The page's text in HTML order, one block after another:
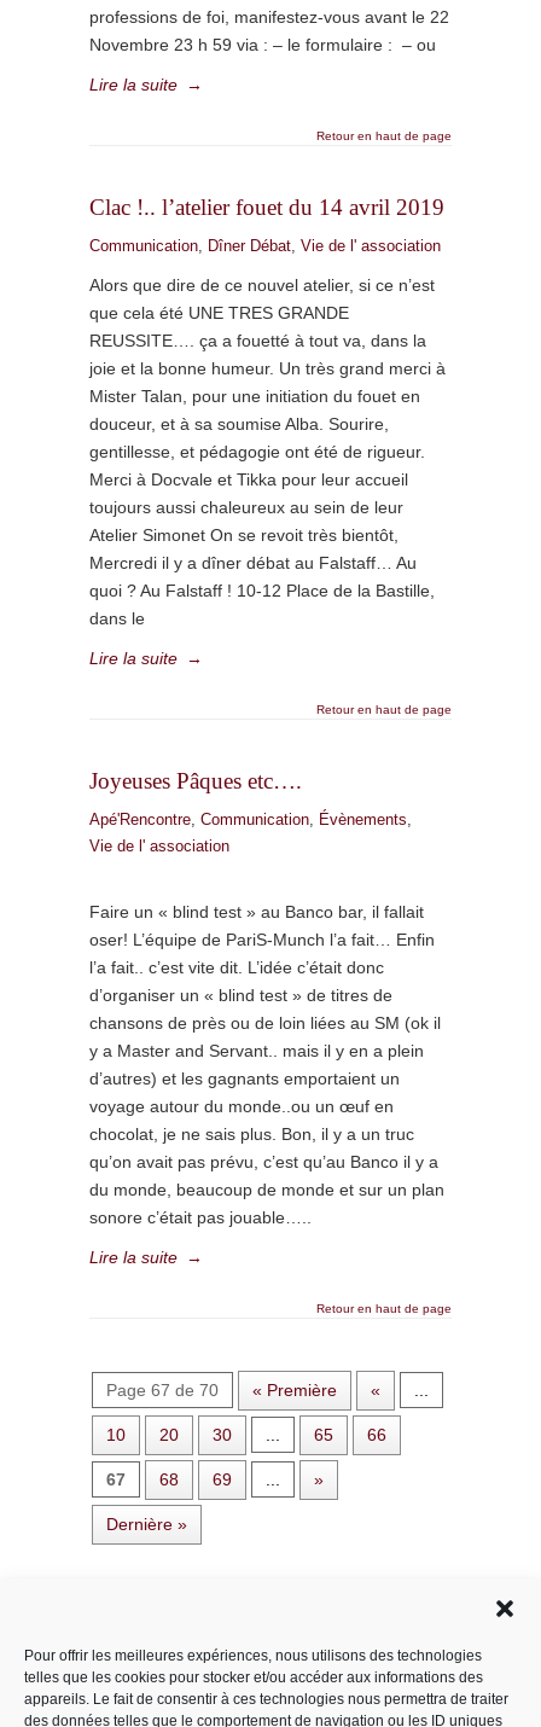
Pour offrir les meilleures expériences, nous utilisons des technologies
telles que les cookies pour stocker et/ou accéder aux informations des
appareils. Le fait de consentir à ces technologies nous permettra de traiter
des données telles que le comportement de navigation ou les ID uniques
professions de foi, manifestez-vous avant le 22
Novembre 23 h 59 via : – le formulaire : – ou
Lire la suite →
Retour en haut de page
Clac !.. l’atelier fouet du 14 avril 2019
Communication, Dîner Débat, Vie de l' association
Alors que dire de ce nouvel atelier, si ce n’est
que cela été UNE TRES GRANDE
REUSSITE…. ça a fouetté à tout va, dans la
joie et la bonne humeur. Un très grand merci à
Mister Talan, pour une initiation du fouet en
douceur, et à sa soumise Alba. Sourire,
gentillesse, et pédagogie ont été de rigueur.
Merci à Docvale et Tikka pour leur accueil
toujours aussi chaleureux au sein de leur
Atelier Simonet On se revoit très bientôt,
Mercredi il y a dîner débat au Falstaff… Au
quoi ? Au Falstaff ! 10-12 Place de la Bastille,
dans le
Lire la suite →
Retour en haut de page
Joyeuses Pâques etc….
Apé'Rencontre, Communication, Évènements,
Vie de l' association
Faire un « blind test » au Banco bar, il fallait
oser! L’équipe de PariS-Munch l’a fait… Enfin
l’a fait.. c’est vite dit. L’idée c’était donc
d’organiser un « blind test » de titres de
chansons de près ou de loin liées au SM (ok il
y a Master and Servant.. mais il y en a plein
d’autres) et les gagnants emportaient un
voyage autour du monde..ou un œuf en
chocolat, je ne sais plus. Bon, il y a un truc
qu’on avait pas prévu, c’est qu’au Banco il y a
du monde, beaucoup de monde et sur un plan
sonore c’était pas jouable…..
Lire la suite →
Retour en haut de page
Page 67 de 70 « Première «
10 20 30 65 66
67 68 69 »
Dernière »